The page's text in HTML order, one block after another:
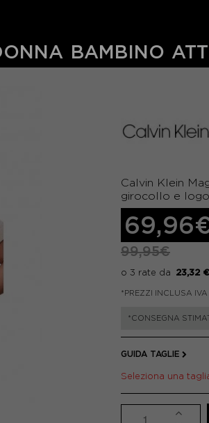
BAMBINO
Calvin Klein
girocollo e
99,95€
23,32 €
*PREZZI INCLUSA
*CONSEGNA
GUIDA TAGLIE
Seleziona una